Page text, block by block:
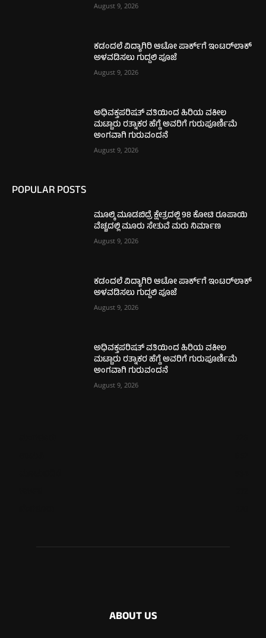
August 9, 2026
ಕಡಂದಲೆ ವಿದ್ಯಾಗಿರಿ ಆಟೋ ಪಾರ್ಕ್‌ಗೆ ಇಂಟರ್‌ಲಾಕ್
ಅಳವಡಿಸಲು ಗುದ್ದಲಿ ಪೂಜೆ
August 9, 2026
ಅಧಿವಕ್ತಪರಿಷತ್ ವತಿಯಿಂದ ಹಿರಿಯ ವಕೀಲ
ಮಟ್ಟಾರು ರತ್ನಾಕರ ಹೆಗ್ಡೆ ಅವರಿಗೆ ಗುರುಪೂರ್ಣಿಮೆ
ಅಂಗವಾಗಿ ಗುರುವಂದನೆ
August 9, 2026
POPULAR POSTS
ಮೂಲ್ಕಿ ಮೂಡಬಿದ್ರೆ ಕ್ಷೇತ್ರದಲ್ಲಿ 98 ಕೋಟಿ ರೂಪಾಯಿ
ವೆಚ್ಚದಲ್ಲಿ ಮೂರು ಸೇತುವೆ ಮರು ನಿರ್ಮಾಣ
August 9, 2026
ಕಡಂದಲೆ ವಿದ್ಯಾಗಿರಿ ಆಟೋ ಪಾರ್ಕ್‌ಗೆ ಇಂಟರ್‌ಲಾಕ್
ಅಳವಡಿಸಲು ಗುದ್ದಲಿ ಪೂಜೆ
August 9, 2026
ಅಧಿವಕ್ತಪರಿಷತ್ ವತಿಯಿಂದ ಹಿರಿಯ ವಕೀಲ
ಮಟ್ಟಾರು ರತ್ನಾಕರ ಹೆಗ್ಡೆ ಅವರಿಗೆ ಗುರುಪೂರ್ಣಿಮೆ
ಅಂಗವಾಗಿ ಗುರುವಂದನೆ
August 9, 2026
ABOUT US